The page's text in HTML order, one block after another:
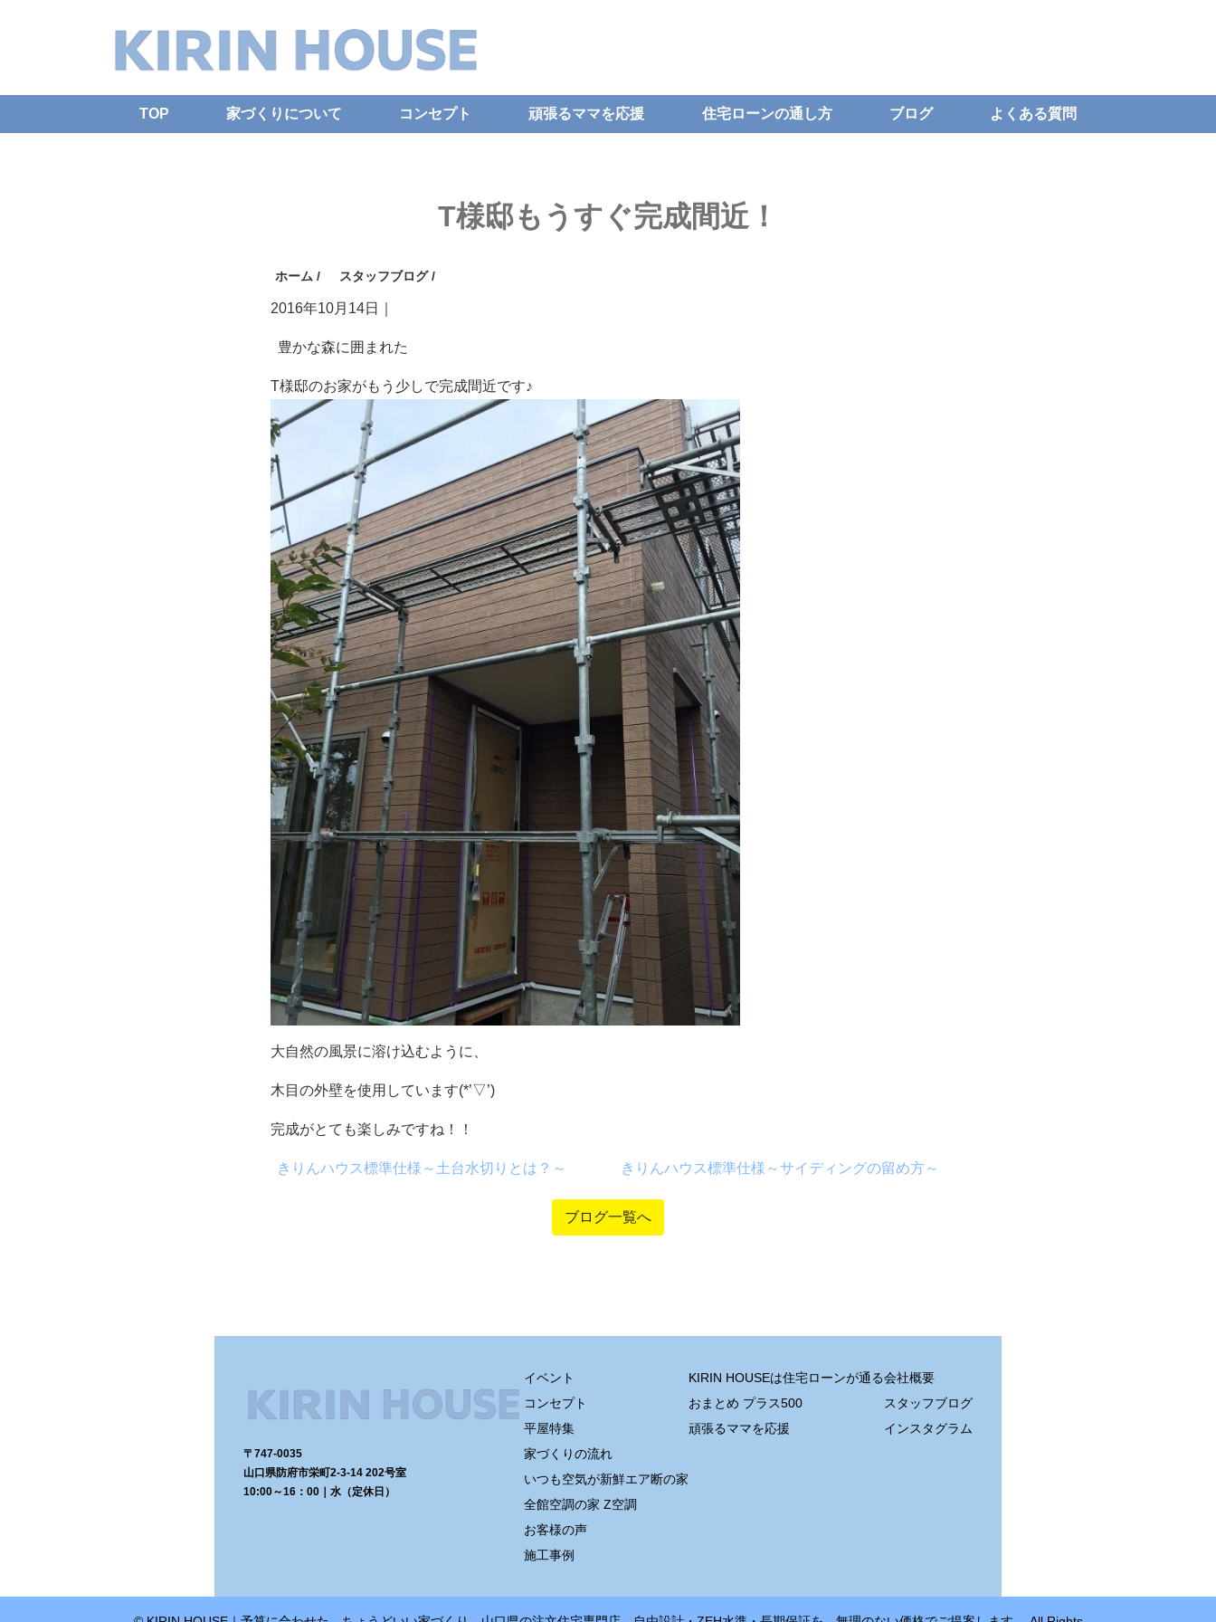
TOP 家づくりについて コンセプト 頑張るママを応援 住宅ローンの通し方 ブログ よくある質問
T様邸もうすぐ完成間近！
ホーム / スタッフブログ/
2016年10月14日
豊かな森に囲まれた
T様邸のお家がもう少しで完成間近です♪
大自然の風景に溶け込むように、
木目の外壁を使用しています(*’▽’)
完成がとても楽しみですね！！
きりんハウス標準仕様～土台水切りとは？～ きりんハウス標準仕様～サイディングの留め方～
ブログ一覧へ
〒747-0035
山口県防府市栄町2-3-14 202号室
10:00～16：00｜水（定休日）
イベント
コンセプト
平屋特集
家づくりの流れ
いつも空気が新鮮エア断の家
全館空調の家 Z空調
お客様の声
施工事例
KIRIN HOUSEは住宅ローンが通る
おまとめ プラス500
頑張るママを応援
会社概要
スタッフブログ
インスタグラム